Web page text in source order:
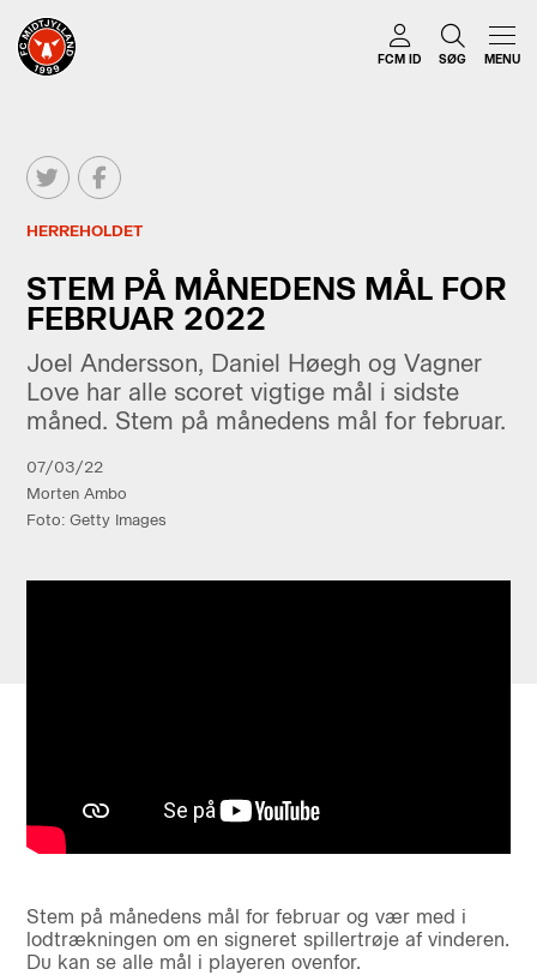
FCM ID SØG MENU
HERREHOLDET
STEM PÅ MÅNEDENS MÅL FOR
FEBRUAR 2022
Joel Andersson, Daniel Høegh og Vagner
Love har alle scoret vigtige mål i sidste
måned. Stem på månedens mål for februar.
07/03/22
Morten Ambo
Foto: Getty Images
Stem på månedens mål for februar og vær med i
lodtrækningen om en signeret spillertrøje af vinderen.
Du kan se alle mål i playeren ovenfor.